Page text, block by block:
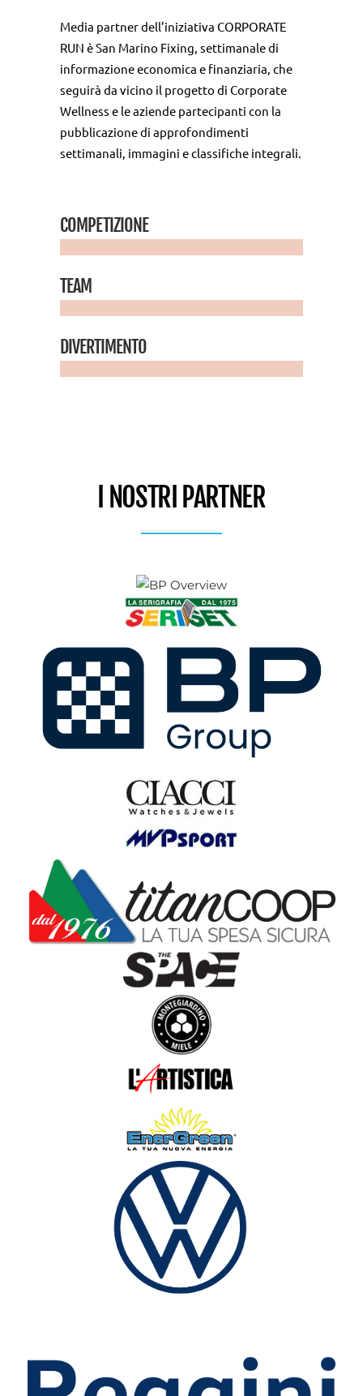
Media partner dell’iniziativa CORPORATE
RUN è San Marino Fixing, settimanale di
informazione economica e finanziaria, che
seguirà da vicino il progetto di Corporate
Wellness e le aziende partecipanti con la
pubblicazione di approfondimenti
settimanali, immagini e classifiche integrali.
COMPETIZIONE
TEAM
DIVERTIMENTO
I NOSTRI PARTNER